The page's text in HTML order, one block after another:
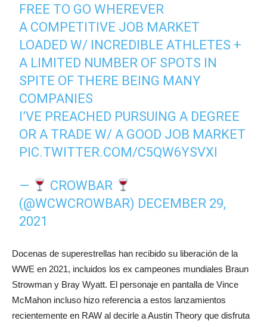
FREE TO GO WHEREVER
A COMPETITIVE JOB MARKET
LOADED W/ INCREDIBLE ATHLETES +
A LIMITED NUMBER OF SPOTS IN
SPITE OF THERE BEING MANY
COMPANIES
I’VE PREACHED PURSUING A DEGREE
OR A TRADE W/ A GOOD JOB MARKET
PIC.TWITTER.COM/C5QW6YSVXI
—
CROWBAR
(@WCWCROWBAR) DECEMBER 29,
2021
Docenas de superestrellas han recibido su liberación de la
WWE en 2021, incluidos los ex campeones mundiales Braun
Strowman y Bray Wyatt. El personaje en pantalla de Vince
McMahon incluso hizo referencia a estos lanzamientos
recientemente en RAW al decirle a Austin Theory que disfruta